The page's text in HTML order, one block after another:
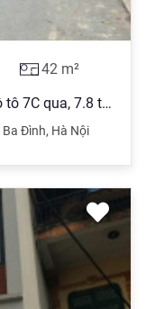
42 m²
Bán nhà Giang Văn Minh, Ba Đình, ô tô 7C qua, 7.8 tỷ 40m2*5T, kinh doanh, ô thang máy. 0903 628 ***
Ba Đình, Hà Nội